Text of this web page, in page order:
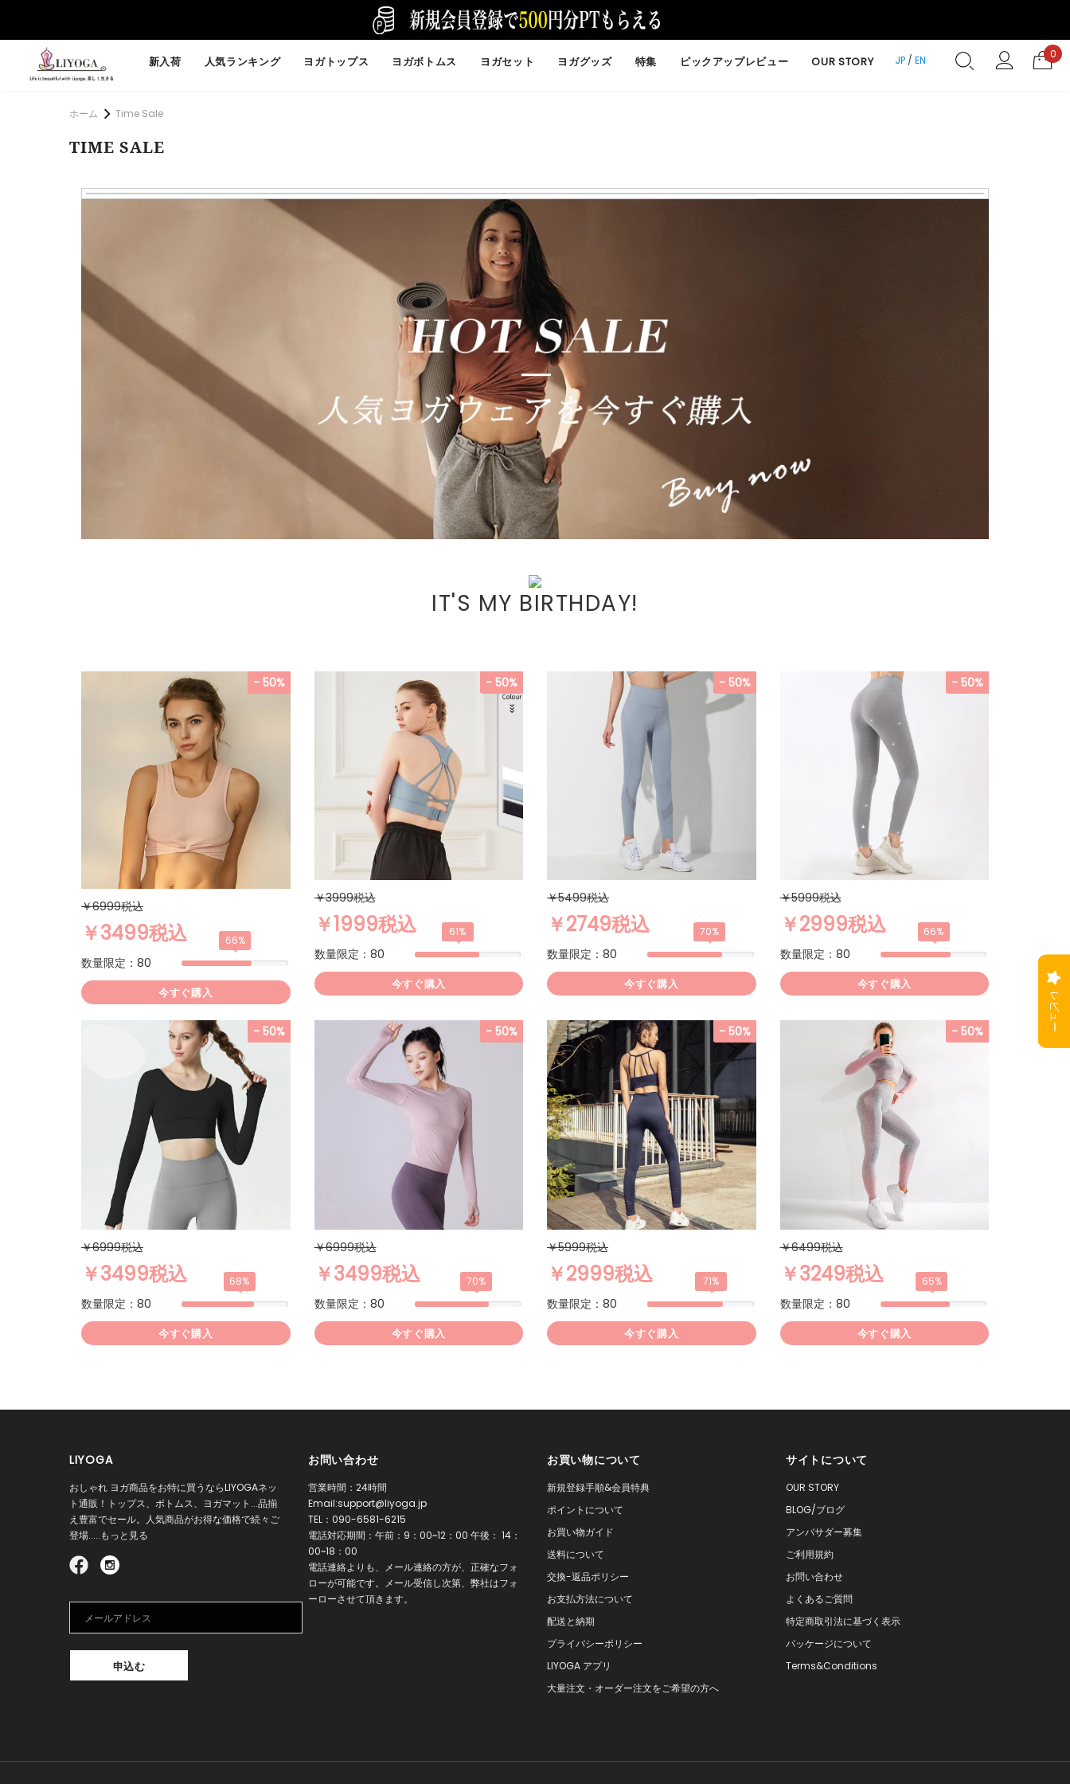
新入荷 人気ランキング ヨガトップス ヨガボトムス ヨガセット ヨガグッズ 特集 ピックアップレビュー OUR STORY JP/ EN 0
ホーム Time Sale
TIME SALE
IT'S MY BIRTHDAY!
￥6999税込
￥3499税込
- 50%
数量限定：80
66%
今すぐ購入
￥3999税込
￥1999税込
- 50%
数量限定：80
61%
今すぐ購入
￥5499税込
￥2749税込
- 50%
数量限定：80
70%
今すぐ購入
￥5999税込
￥2999税込
- 50%
数量限定：80
66%
今すぐ購入
￥6999税込
￥3499税込
- 50%
数量限定：80
68%
今すぐ購入
￥6999税込
￥3499税込
- 50%
数量限定：80
70%
今すぐ購入
￥5999税込
￥2999税込
- 50%
数量限定：80
71%
今すぐ購入
￥6499税込
￥3249税込
- 50%
数量限定：80
65%
今すぐ購入
LIYOGA
おしゃれ ヨガ商品をお特に買うならLIYOGAネッ
ト通販！トップス、ボトムス、ヨガマット...品揃
え豊富でセール。人気商品がお得な価格で続々ご
登場.....もっと見る
お問い合わせ
営業時間：24時間
Email:support@liyoga.jp
TEL： 090-6581-6215
電話対応期間：午前：9：00~12：00 午後： 14：
00~18：00
電話連絡よりも、メール連絡の方が、正確なフォ
ローが可能です。メール受信し次第、弊社はフォ
ーローさせて頂きます。
お買い物について
新規登録手順&会員特典
ポイントについて
お買い物ガイド
送料について
交換-返品ポリシー
お支払方法について
配送と納期
プライバシーポリシー
LIYOGA アプリ
大量注文・オーダー注文をご希望の方へ
サイトについて
OUR STORY
BLOG/ブログ
アンバサダー募集
ご利用規約
お問い合わせ
よくあるご質問
特定商取引法に基づく表示
パッケージについて
Terms&Conditions